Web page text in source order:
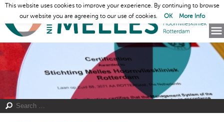
This website uses cookies to improve your experience. By continuing to browse
our website you are agreeing to our use of cookies.
OK More Info